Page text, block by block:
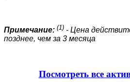
Примечание: (1) - Цена
позднее, чем за 3 месяца
Посмотреть все